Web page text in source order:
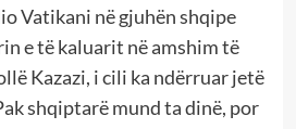
Vatikani në gjuhën shqipe
e të kaluarit në amshim të
Kazazi, i cili ka ndërruar jetë
shqiptarë mund ta dinë, por